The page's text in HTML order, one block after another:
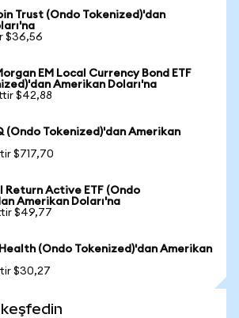
Trust (Ondo Tokenized)'dan
$36,56
EM Local Currency Bond ETF
Amerikan Doları'na
$42,88
(Ondo Tokenized)'dan Amerikan
$717,70
Return Active ETF (Ondo
Amerikan Doları'na
$49,77
Health (Ondo Tokenized)'dan Amerikan
$30,27